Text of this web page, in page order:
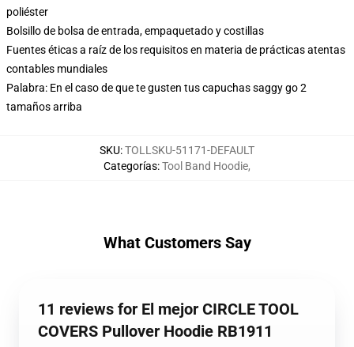
poliéster
Bolsillo de bolsa de entrada, empaquetado y costillas
Fuentes éticas a raíz de los requisitos en materia de prácticas atentas
contables mundiales
Palabra: En el caso de que te gusten tus capuchas saggy go 2
tamaños arriba
SKU:TOLLSKU-51171-DEFAULT
Categorías:Tool Band Hoodie,
What Customers Say
11 reviews for El mejor CIRCLE TOOL
COVERS Pullover Hoodie RB1911